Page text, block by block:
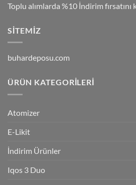
Toplu alımlarda %10 İndirim fırsatını
SITEMIZ
buhardeposu.com
ÜRÜN KATEGORILERI
Atomizer
E-Likit
İndirim Ürünler
Iqos 3 Duo